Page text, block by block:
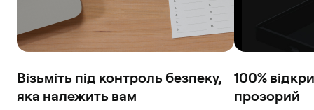
Візьміть під контроль безпеку,
яка належить вам
100%
прозорий